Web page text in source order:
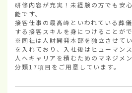
研修内容が充実！未経験の方でも安
能です。
接客仕事の最高峰といわれている葬
する接客スキルを身につけることがで
※同社は人財開発本部を独立させて
を入れており、入社後はヒューマン
人へキャリアを積むためのマネジメ
分類17項目をご用意しています。